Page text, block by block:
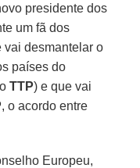
presidente dos
um fã dos
vai desmantelar o
países do
TTP) e que vai
, o acordo entre
Europeu,